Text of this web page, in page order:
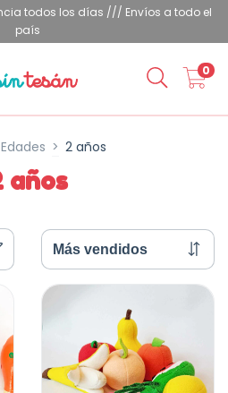
todos los días /// Envíos a todo el
país
0
Edades > 2 años
años